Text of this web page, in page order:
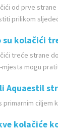
izmjena
koristi
od prve
prilikom
su kolačići
treće strane
mjesta mogu
Aquaestil
primarnim ciljem
kolačiće